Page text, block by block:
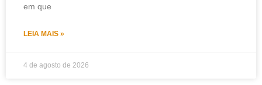
em que
LEIA MAIS »
4 de agosto de 2026